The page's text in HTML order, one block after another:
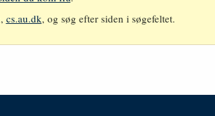
cs.au.dk, og søg efter siden i søgefeltet.